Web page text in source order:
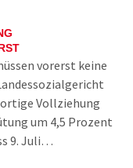
vorerst keine
Vollziehung
um 4,5 Prozent
9. Juli…